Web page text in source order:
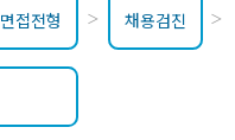
면접전형 채용검진